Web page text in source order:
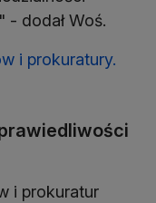
- dodał Woś.
i prokuratury.
i prokuratur